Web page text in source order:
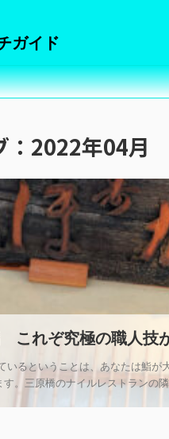
ガイド
：2022年04月
これぞ究極の職人技
いるということは、あなたは鮨が
。三原橋のナイルレストランの隣